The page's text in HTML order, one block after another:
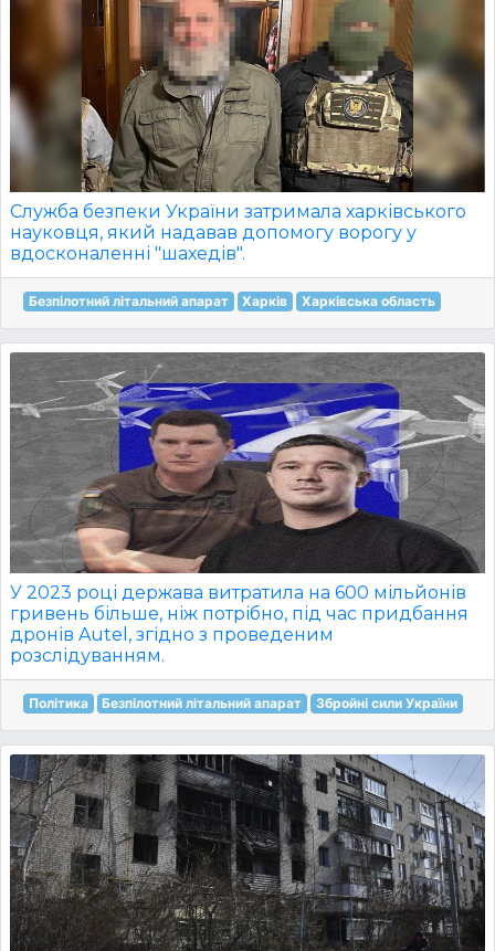
Служба безпеки України затримала харківського
науковця, який надавав допомогу ворогу у
вдосконаленні "шахедів".
Безпілотний літальний апарат Харків Харківська область
У 2023 році держава витратила на 600 мільйонів
гривень більше, ніж потрібно, під час придбання
дронів Autel, згідно з проведеним
розслідуванням.
Політика Безпілотний літальний апарат Збройні сили України